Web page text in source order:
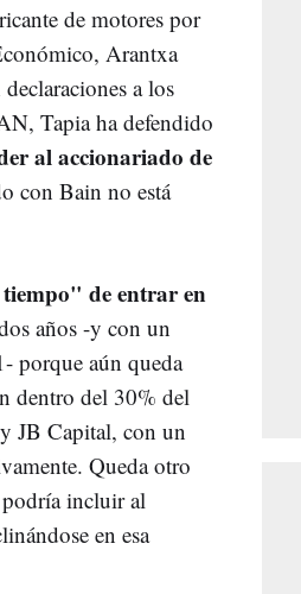
de motores por
Arantxa
a los
Tapia ha defendido
al accionariado de
con Bain no está
de entrar en
años -y con un
porque aún queda
dentro del 30% del
JB Capital, con un
Queda otro
podría incluir al
en esa